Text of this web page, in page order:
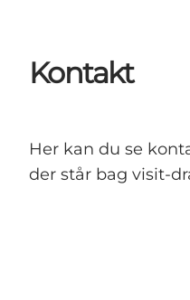
Byliv & Mad
Natur & Friluftsliv
Praktisk
Kontakt
Her kan du se
der står bag visit-